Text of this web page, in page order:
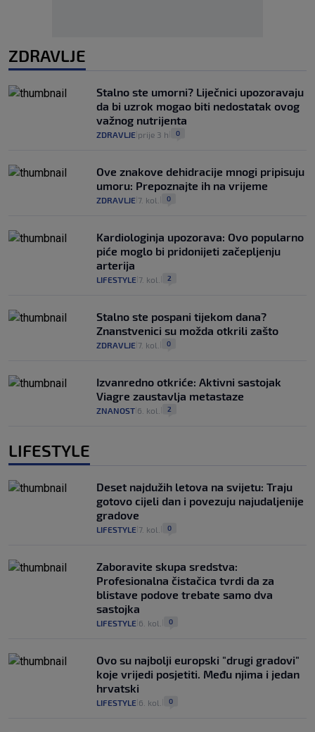
ZDRAVLJE
Stalno ste umorni? Liječnici upozoravaju
da bi uzrok mogao biti nedostatak ovog
važnog nutrijenta
ZDRAVLJE prije 3 h 0
Ove znakove dehidracije mnogi pripisuju
umoru: Prepoznajte ih na vrijeme
ZDRAVLJE 7. kol. 0
Kardiologinja upozorava: Ovo popularno
piće moglo bi pridonijeti začepljenju
arterija
LIFESTYLE 7. kol. 2
Stalno ste pospani tijekom dana?
Znanstvenici su možda otkrili zašto
ZDRAVLJE 7. kol. 0
Izvanredno otkriće: Aktivni sastojak
Viagre zaustavlja metastaze
ZNANOST 6. kol. 2
LIFESTYLE
Deset najdužih letova na svijetu: Traju
gotovo cijeli dan i povezuju najudaljenije
gradove
LIFESTYLE 7. kol. 0
Zaboravite skupa sredstva:
Profesionalna čistačica tvrdi da za
blistave podove trebate samo dva
sastojka
LIFESTYLE 6. kol. 0
Ovo su najbolji europski "drugi gradovi"
koje vrijedi posjetiti. Među njima i jedan
hrvatski
LIFESTYLE 6. kol. 0